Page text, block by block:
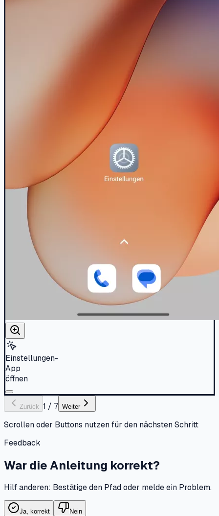
Einstellungen-
App
öffnen
Zurück 1 / 7 Weiter
Scrollen oder Buttons nutzen für den nächsten Schritt
Feedback
War die Anleitung korrekt?
Hilf anderen: Bestätige den Pfad oder melde ein Problem.
Ja, korrekt Nein